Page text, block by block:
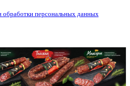
обработки персональных данных